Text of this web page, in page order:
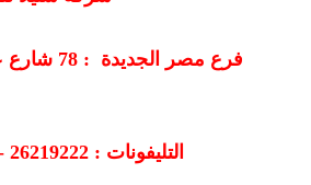
فرع مصر الجديدة : 78 شارع
التليفونات : 26219222 - 01207565655 - 01013843894